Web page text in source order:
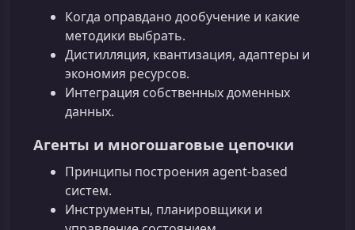
Когда оправдано дообучение и какие
методики выбрать.
Дистилляция, квантизация, адаптеры и
экономия ресурсов.
Интеграция собственных доменных
данных.
Агенты и многошаговые цепочки
Принципы построения agent-based
систем.
Инструменты, планировщики и